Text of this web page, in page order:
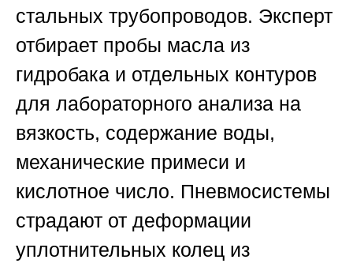
стальных трубопроводов. Эксперт
отбирает пробы масла из
гидробака и отдельных контуров
для лабораторного анализа на
вязкость, содержание воды,
механические примеси и
кислотное число. Пневмосистемы
страдают от деформации
уплотнительных колец из